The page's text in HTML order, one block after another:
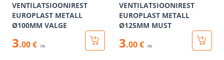
VENTILATSIOONIREST
EUROPLAST METALL
Ø100MM VALGE
3.00 € /tk
VENTILATSIOONIREST
EUROPLAST METALL
Ø125MM MUST
3.00 € /tk